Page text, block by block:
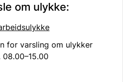
om ulykke:
for varsling om ulykker